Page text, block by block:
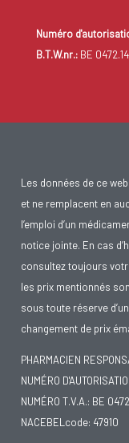
Numéro
B.T.W.nr.:BE
Les données de ce
et ne remplacent en
l’emploi d’un
notice jointe. En cas
consultez toujours
les prix mentionnés
sous toute réserve
changement de prix
PHARMACIEN
NUMÉRO
NUMÉRO T.V.A.: BE
NACEBELcode: 47910